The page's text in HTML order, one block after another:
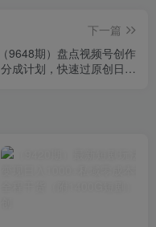
下一篇
（9648期）盘点视频号创作
分成计划，快速过原创日入